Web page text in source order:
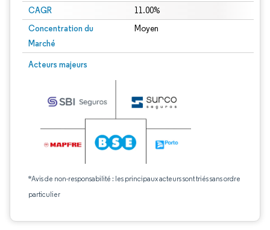
CAGR 11.00%
Concentration du
Marché
Moyen
Acteurs majeurs
*Avis de non-responsabilité : les principaux acteurs sont triés sans ordre
particulier